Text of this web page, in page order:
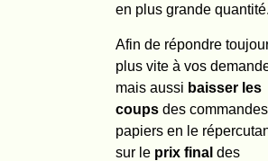
en plus grande quantité.
Afin de répondre
plus vite à vos
mais aussi baisser les
coups des
papiers en le
sur le prix final des